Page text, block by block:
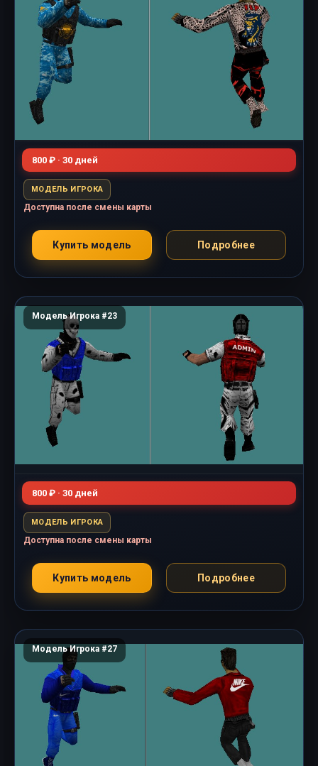
800 ₽ · 30 дней
МОДЕЛЬ ИГРОКА
Доступна после смены карты
Купить модель Подробнее
Модель Игрока #23
800 ₽ · 30 дней
МОДЕЛЬ ИГРОКА
Доступна после смены карты
Купить модель Подробнее
Модель Игрока #27